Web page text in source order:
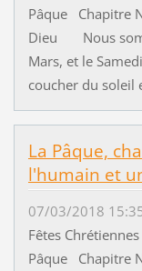
Pâque Chapitre
Dieu Nous
Mars, et le
coucher du soleil
La Pâque,
l'humain et
07/03/2018
Fêtes
Pâque Chapitre